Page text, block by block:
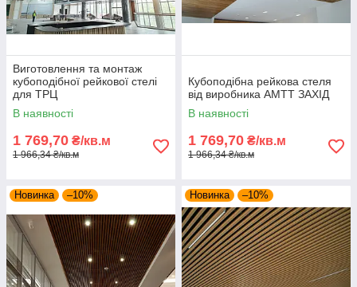
Виготовлення та монтаж
кубоподібної рейкової стелі
для ТРЦ
В наявності
1 769,70 ₴/кв.м
1 966,34 ₴/кв.м
Кубоподібна рейкова стеля
від виробника АМТТ ЗАХІД
В наявності
1 769,70 ₴/кв.м
1 966,34 ₴/кв.м
Новинка –10% Новинка –10%